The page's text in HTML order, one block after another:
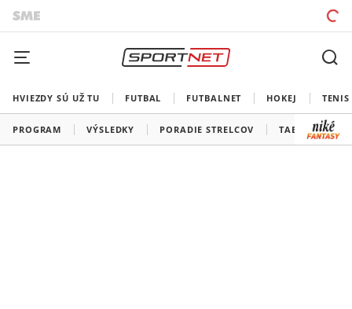
HVIEZDY SÚ UŽ TU FUTBAL FUTBALNET HOKEJ TENIS
PROGRAM VÝSLEDKY PORADIE STRELCOV TABUĽKY A